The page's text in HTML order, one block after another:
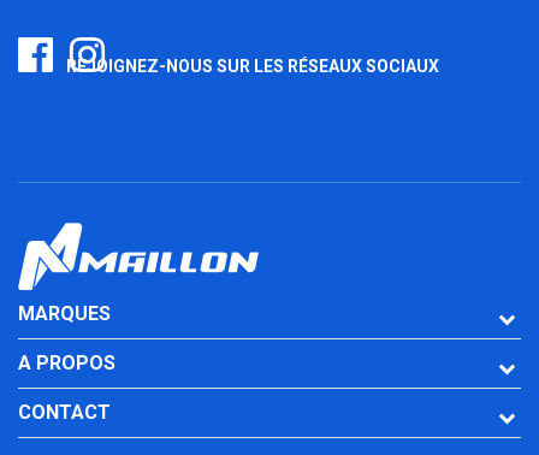
REJOIGNEZ-NOUS SUR LES RÉSEAUX SOCIAUX
MARQUES
A PROPOS
CONTACT